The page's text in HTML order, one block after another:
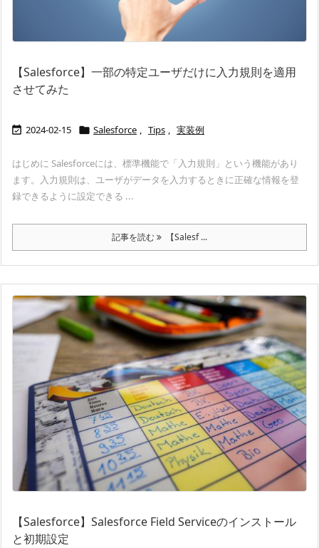
【Salesforce】一部の特定ユーザだけに入力規則を適用
させてみた
 2024-02-15  Salesforce , Tips , 実装例
はじめに Salesforceには、標準機能で「入力規則」という機能があり
ます。入力規則は、ユーザがデータを入力するときに正確な情報を登
録できるように設定できる ...
記事を読む 【Salesf ...
【Salesforce】Salesforce Field Serviceのインストール
と初期設定